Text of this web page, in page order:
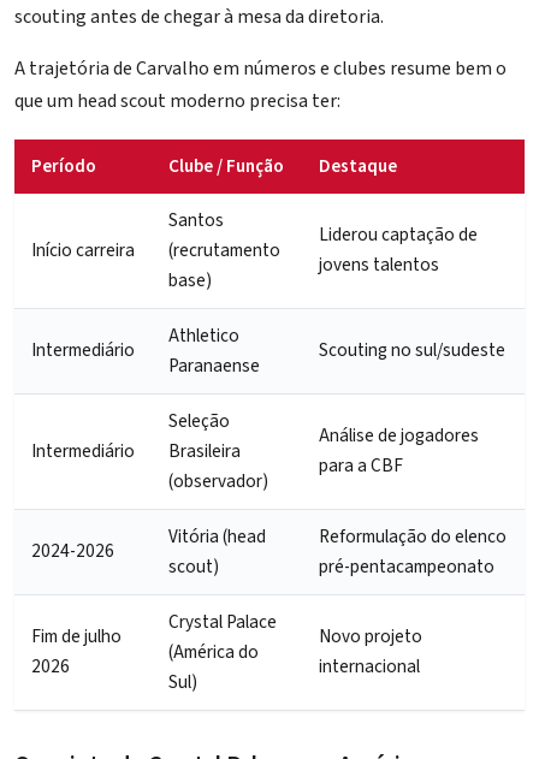
scouting antes de chegar à mesa da diretoria.
A trajetória de Carvalho em números e clubes resume bem o
que um head scout moderno precisa ter:
Período Clube / Função Destaque
Início carreira
Santos
(recrutamento
base)
Liderou captação de
jovens talentos
Intermediário
Athletico
Paranaense
Scouting no sul/sudeste
Intermediário
Seleção
Brasileira
(observador)
Análise de jogadores
para a CBF
2024-2026
Vitória (head
scout)
Reformulação do elenco
pré-pentacampeonato
Fim de julho
2026
Crystal Palace
(América do
Sul)
Novo projeto
internacional